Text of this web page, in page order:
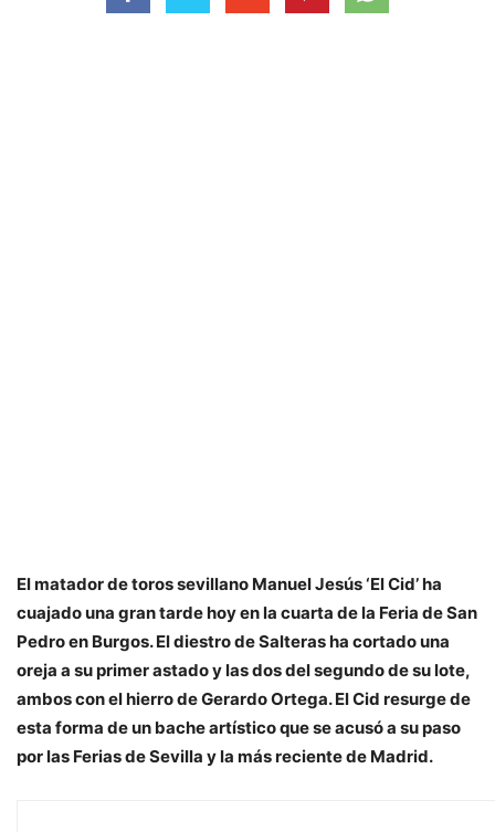
El matador de toros sevillano Manuel Jesús ‘El Cid’ ha
cuajado una gran tarde hoy en la cuarta de la Feria de San
Pedro en Burgos. El diestro de Salteras ha cortado una
oreja a su primer astado y las dos del segundo de su lote,
ambos con el hierro de Gerardo Ortega. El Cid resurge de
esta forma de un bache artístico que se acusó a su paso
por las Ferias de Sevilla y la más reciente de Madrid.